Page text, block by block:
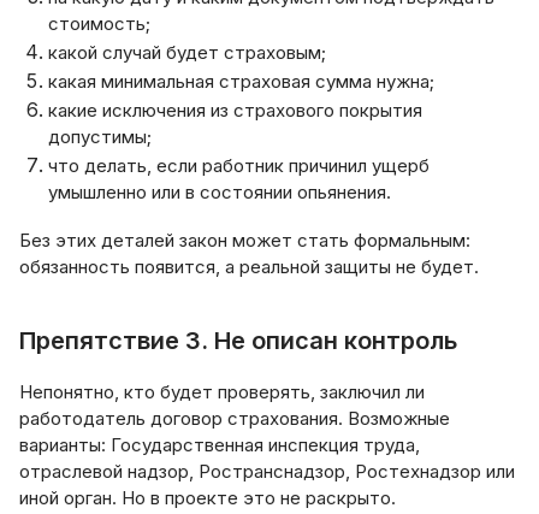
стоимость;
какой случай будет страховым;
какая минимальная страховая сумма нужна;
какие исключения из страхового покрытия
допустимы;
что делать, если работник причинил ущерб
умышленно или в состоянии опьянения.
Без этих деталей закон может стать формальным:
обязанность появится, а реальной защиты не будет.
Препятствие 3. Не описан контроль
Непонятно, кто будет проверять, заключил ли
работодатель договор страхования. Возможные
варианты: Государственная инспекция труда,
отраслевой надзор, Ространснадзор, Ростехнадзор или
иной орган. Но в проекте это не раскрыто.